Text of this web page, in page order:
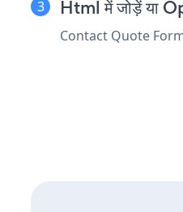
Html में जोड़ें या
Contact Quote Form